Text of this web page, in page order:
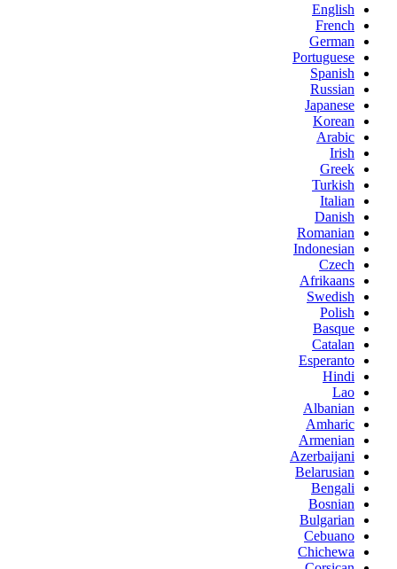
English
French
German
Portuguese
Spanish
Russian
Japanese
Korean
Arabic
Irish
Greek
Turkish
Italian
Danish
Romanian
Indonesian
Czech
Afrikaans
Swedish
Polish
Basque
Catalan
Esperanto
Hindi
Lao
Albanian
Amharic
Armenian
Azerbaijani
Belarusian
Bengali
Bosnian
Bulgarian
Cebuano
Chichewa